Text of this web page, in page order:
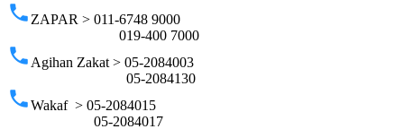
phone ZAPAR > 011-6748 9000
019-400 7000
phone Agihan Zakat > 05-2084003
05-2084130
phoneWakaf > 05-2084015
05-2084017